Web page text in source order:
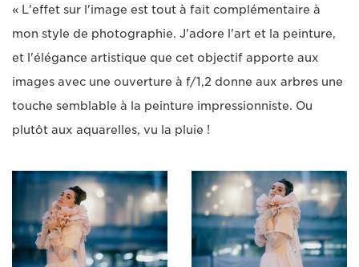
« L'effet sur l'image est tout à fait complémentaire à
mon style de photographie. J'adore l'art et la peinture,
et l'élégance artistique que cet objectif apporte aux
images avec une ouverture à f/1,2 donne aux arbres une
touche semblable à la peinture impressionniste. Ou
plutôt aux aquarelles, vu la pluie !